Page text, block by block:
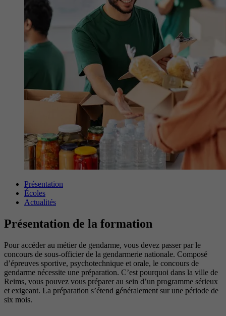
Présentation
Écoles
Actualités
Présentation de la formation
Pour accéder au métier de gendarme, vous devez passer par le
concours de sous-officier de la gendarmerie nationale. Composé
d’épreuves sportive, psychotechnique et orale, le concours de
gendarme nécessite une préparation. C’est pourquoi dans la ville de
Reims, vous pouvez vous préparer au sein d’un programme sérieux
et exigeant. La préparation s’étend généralement sur une période de
six mois.